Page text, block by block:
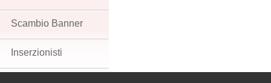
Scambio Banner
Inserzionisti